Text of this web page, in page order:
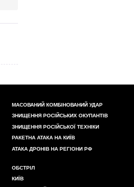
МАСОВАНИЙ КОМБІНОВАНИЙ УДАР
ЗНИЩЕННЯ РОСІЙСЬКИХ ОКУПАНТІВ
ЗНИЩЕННЯ РОСІЙСЬКОЇ ТЕХНІКИ
РАКЕТНА АТАКА НА КИЇВ
АТАКА ДРОНІВ НА РЕГІОНИ РФ
ОБСТРІЛ
КИЇВ